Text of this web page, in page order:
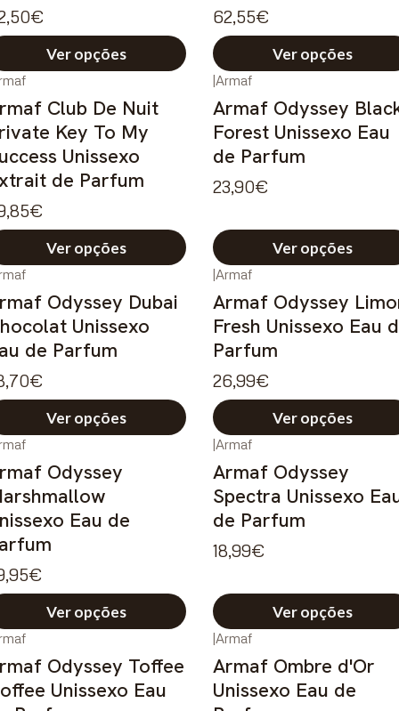
Ver opções
62,55€
Ver opções
Club De Nuit
Key To My
Unissexo
de Parfum
Ver opções
|Armaf
Armaf Odyssey
Forest Unissexo Eau
de Parfum
23,90€
Ver opções
Odyssey Dubai
Unissexo
de Parfum
Ver opções
|Armaf
Armaf Odyssey
Fresh Unissexo Eau
Parfum
26,99€
Ver opções
Odyssey
Eau de
Ver opções
|Armaf
Armaf Odyssey
Spectra Unissexo
de Parfum
18,99€
Ver opções
Odyssey Toffee
Unissexo Eau
|Armaf
Armaf Ombre d'Or
Unissexo Eau de